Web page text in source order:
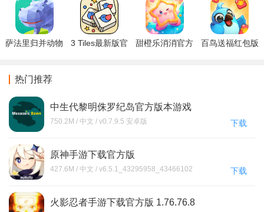
萨法里归并动物
3 Tiles最新版官
甜橙乐消消官方
百鸟送福红包版
热门推荐
中生代黎明侏罗纪岛官方版本游戏
下载(Mesozoic Dawn)
750.2M / 中文 / v0.7.9.5 安卓版 下载
原神手游下载官方版
427.6M / 中文 / v6.5.1_43295958_43466102
下载
火影忍者手游下载官方版 1.76.76.8